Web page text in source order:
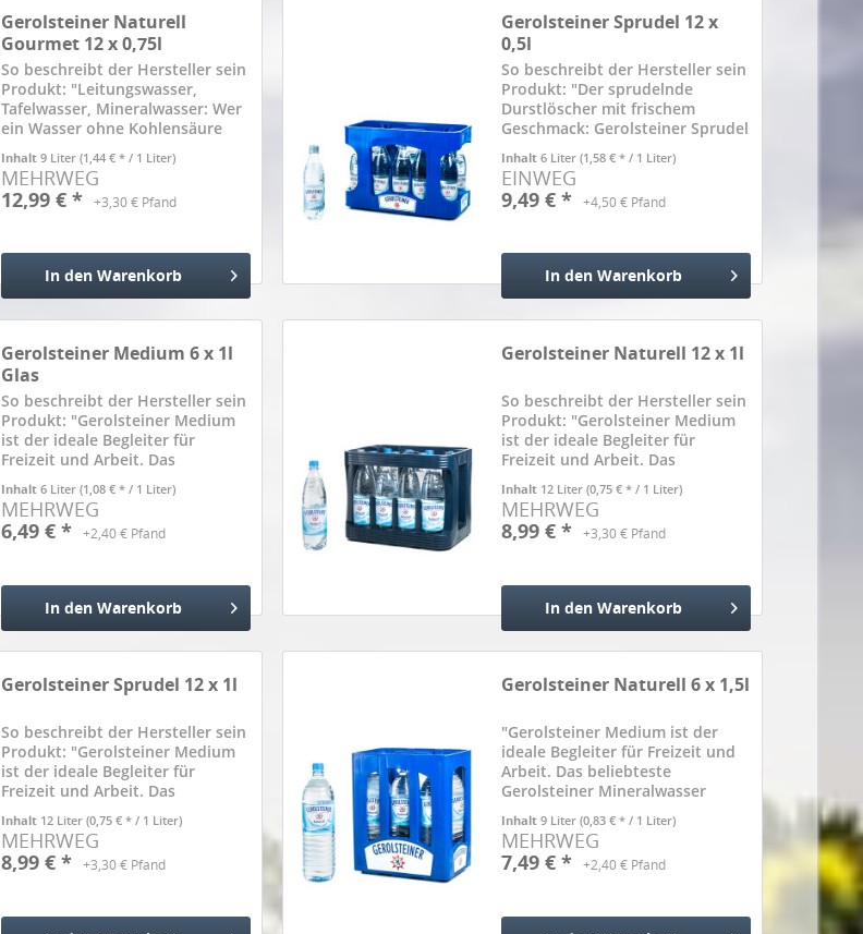
Gerolsteiner Naturell
Gourmet 12 x 0,75l
So beschreibt der Hersteller sein
Produkt: "Leitungswasser,
Tafelwasser, Mineralwasser: Wer
ein Wasser ohne Kohlensäure
Möglichkeiten. Warum gerade
Gerolsteiner Naturell eine
ausgezeichnete Wahl ist? Weil
Inhalt9 Liter(1,44 € * / 1 Liter)
MEHRWEG
12,99 € *
+3,30 € Pfand
In den Warenkorb
Hinzugefügt
Gerolsteiner Sprudel 12 x
0,5l
So beschreibt der Hersteller sein
Produkt: "Der sprudelnde
Durstlöscher mit frischem
Geschmack: Gerolsteiner Sprudel
Mineralwässer Deutschlands.
Das Geheimnis seines Erfolgs
liegt in seinem vulkanischen...
Inhalt6 Liter(1,58 € * / 1 Liter)
EINWEG
9,49 € *
+4,50 € Pfand
In den Warenkorb
Hinzugefügt
Gerolsteiner Medium 6 x 1l
Glas
So beschreibt der Hersteller sein
Produkt: "Gerolsteiner Medium
ist der ideale Begleiter für
Freizeit und Arbeit. Das
beliebteste Gerolsteiner
Mineralwasser überzeugt durch
Frische mit weniger Kohlensäure.
Ein Liter Gerolsteiner Medium...
Inhalt6 Liter(1,08 € * / 1 Liter)
MEHRWEG
6,49 € *
+2,40 € Pfand
In den Warenkorb
Hinzugefügt
Gerolsteiner Naturell 12 x 1l
So beschreibt der Hersteller sein
Produkt: "Gerolsteiner Medium
ist der ideale Begleiter für
Freizeit und Arbeit. Das
beliebteste Gerolsteiner
Mineralwasser überzeugt durch
Frische mit weniger Kohlensäure.
Ein Liter Gerolsteiner Medium...
Inhalt 12 Liter(0,75 € * / 1 Liter)
MEHRWEG
8,99 € *
+3,30 € Pfand
In den Warenkorb
Hinzugefügt
Gerolsteiner Sprudel 12 x 1l
So beschreibt der Hersteller sein
Produkt: "Gerolsteiner Medium
ist der ideale Begleiter für
Freizeit und Arbeit. Das
beliebteste Gerolsteiner
Mineralwasser überzeugt durch
Frische mit weniger Kohlensäure.
Ein Liter Gerolsteiner Medium...
Inhalt 12 Liter(0,75 € * / 1 Liter)
MEHRWEG
8,99 € *
+3,30 € Pfand
Gerolsteiner Naturell 6 x 1,5l
"Gerolsteiner Medium ist der
ideale Begleiter für Freizeit und
Arbeit. Das beliebteste
Gerolsteiner Mineralwasser
überzeugt durch Frische mit
weniger Kohlensäure. Ein Liter
Gerolsteiner Medium deckt mit
348 mg bereits mehr als 1/3
Inhalt9 Liter(0,83 € * / 1 Liter)
MEHRWEG
7,49 € *
+2,40 € Pfand